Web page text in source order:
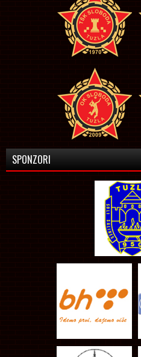
SPONZORI